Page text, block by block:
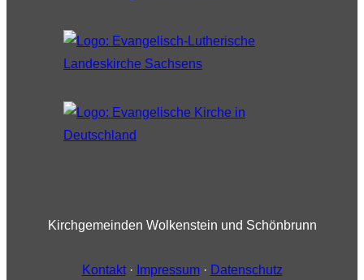
Kirchgemeinden Wolkenstein und Schönbrunn
Kontakt· Impressum· Datenschutz